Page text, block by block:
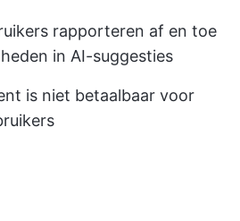
rapporteren af en toe
in AI-suggesties
is niet betaalbaar voor